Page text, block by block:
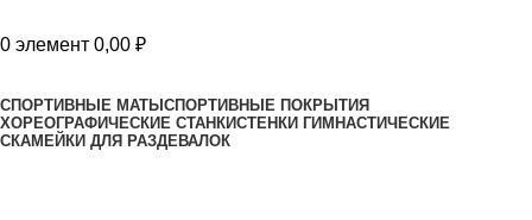
0 элемент 0,00 ₽
СПОРТИВНЫЕ МАТЫ СПОРТИВНЫЕ ПОКРЫТИЯ
ХОРЕОГРАФИЧЕСКИЕ СТАНКИСТЕНКИ ГИМНАСТИЧЕСКИЕ
СКАМЕЙКИ ДЛЯ РАЗДЕВАЛОК